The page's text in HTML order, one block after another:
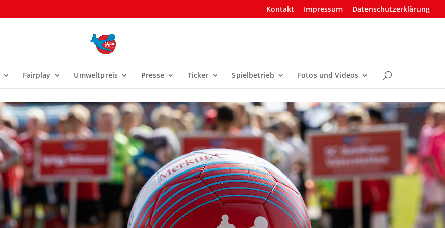
Kontakt Impressum Datenschutzerklärung
Fairplay Umweltpreis Presse Ticker Spielbetrieb Fotos und Videos